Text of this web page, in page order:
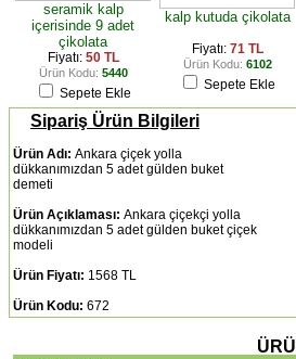
seramik kalp
içerisinde 9 adet
çikolata
Fiyatı: 50 TL
Ürün Kodu: 5440
Sepete Ekle
kalp kutuda çikolata
Fiyatı: 71 TL
Ürün Kodu: 6102
Sepete Ekle
Sipariş Ürün Bilgileri
Ürün Adı: Ankara çiçek yolla
dükkanımızdan 5 adet gülden buket
demeti
Ürün Açıklaması: Ankara çiçekçi yolla
dükkanımızdan 5 adet gülden buket çiçek
modeli
Ürün Fiyatı: 1568 TL
Ürün Kodu: 672